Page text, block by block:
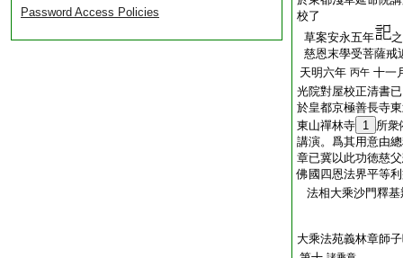
Password Access Policies
校了
草案安永五年
之
慈恩末學受菩薩戒
天明六年 丙午 十一
光院對屋校正清書
於皇都京極善長寺
東山禪林寺 1 所衆
講演。爲其用意由
章已冀以此功徳慈
佛國四恩法界平等
法相大乘沙門釋基
大乘法苑義林章師